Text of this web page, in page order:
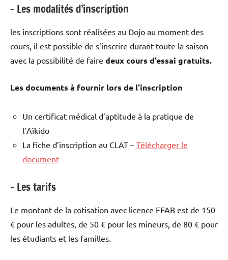
– Les modalités d’inscription
les inscriptions sont réalisées au Dojo au moment des
cours, il est possible de s’inscrire durant toute la saison
avec la possibilité de faire deux cours d’essai gratuits.
Les documents à fournir lors de l’inscription
Un certificat médical d’aptitude à la pratique de
l’Aïkido
La fiche d’inscription au CLAT – Télécharger le
document
– Les tarifs
Le montant de la cotisation avec licence FFAB est de 150
€ pour les adultes, de 50 € pour les mineurs, de 80 € pour
les étudiants et les familles.